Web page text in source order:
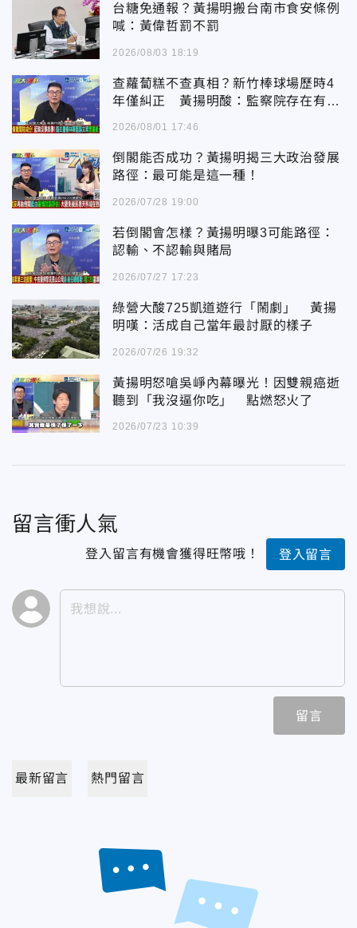
台糖免通報？黃揚明搬台南市食安條例
喊：黃偉哲罰不罰
2026/08/03 18:19
查蘿蔔糕不查真相？新竹棒球場歷時4
年僅糾正 黃揚明酸：監察院存在有何
2026/08/01 17:46
倒閣能否成功？黃揚明揭三大政治發展
路徑：最可能是這一種！
2026/07/28 19:00
若倒閣會怎樣？黃揚明曝3可能路徑：
認輸、不認輸與賭局
2026/07/27 17:23
綠營大酸725凱道遊行「鬧劇」 黃揚
明嘆：活成自己當年最討厭的樣子
2026/07/26 19:32
黃揚明怒嗆吳崢內幕曝光！因雙親癌逝
聽到「我沒逼你吃」 點燃怒火了
2026/07/23 10:39
留言衝人氣
登入留言有機會獲得旺幣哦！ 登入留言
留言
最新留言 熱門留言